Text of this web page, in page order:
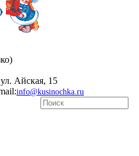
Айская, 15
info@kusinochka.ru